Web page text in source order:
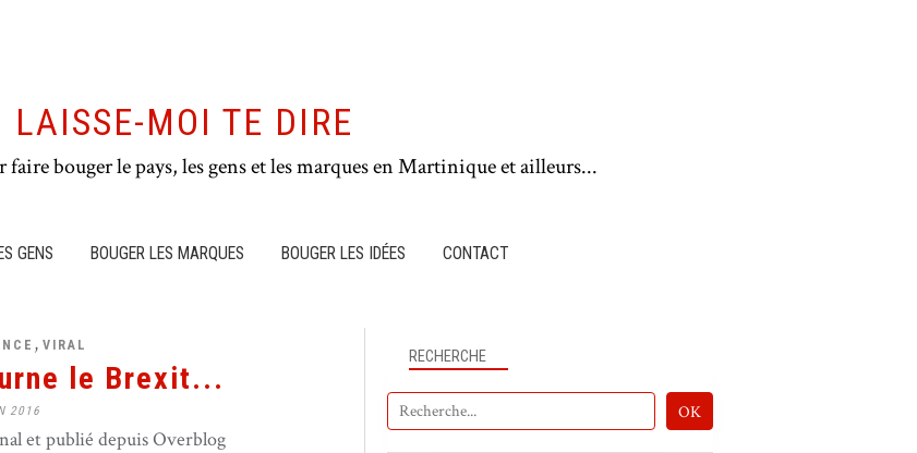
LAISSE-MOI TE DIRE
bouger le pays, les gens et les marques en Martinique et ailleurs...
GENS BOUGER LES MARQUES BOUGER LES IDÉES CONTACT
, VIRAL
le Brexit...
2016
et publié depuis Overblog
RECHERCHE